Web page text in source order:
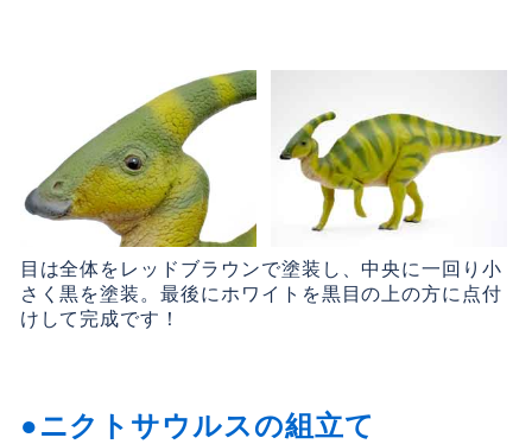
目は全体をレッドブラウンで塗装し、中央に一回り小
さく黒を塗装。最後にホワイトを黒目の上の方に点付
けして完成です！
ニクトサウルスの組立て